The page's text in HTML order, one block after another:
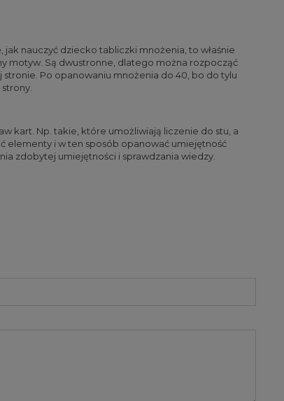
nauczyć dziecko tabliczki mnożenia, to właśnie
motyw. Są dwustronne, dlatego można rozpocząć
Po opanowaniu mnożenia do 40, bo do tylu
kart. Np. takie, które umożliwiają liczenie do stu, a
elementy i w ten sposób opanować umiejętność
zdobytej umiejętności i sprawdzania wiedzy.